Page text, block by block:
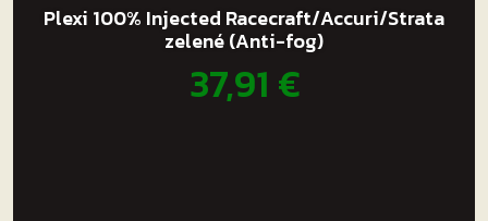
Plexi 100% Injected Racecraft/Accuri/Strata
zelené (Anti-fog)
37,91 €